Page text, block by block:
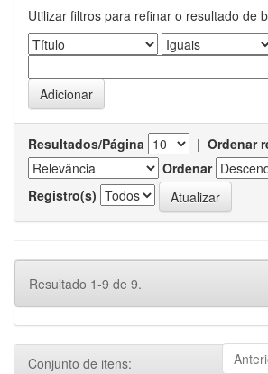
Utilizar filtros para refinar o resultado de
Resultados/Página | Ordenar
Ordenar
Registro(s)
Resultado 1-9 de 9.
Conjunto de itens: